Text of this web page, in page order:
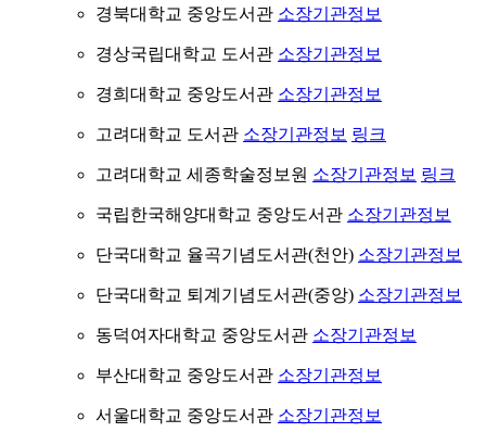
경북대학교 중앙도서관 소장기관정보
경상국립대학교 도서관 소장기관정보
경희대학교 중앙도서관 소장기관정보
고려대학교 도서관 소장기관정보 링크
고려대학교 세종학술정보원 소장기관정보 링크
국립한국해양대학교 중앙도서관 소장기관정보
단국대학교 율곡기념도서관(천안) 소장기관정보
단국대학교 퇴계기념도서관(중앙) 소장기관정보
동덕여자대학교 중앙도서관 소장기관정보
부산대학교 중앙도서관 소장기관정보
서울대학교 중앙도서관 소장기관정보